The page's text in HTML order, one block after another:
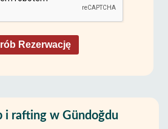
Rezerwację
i rafting w Gündoğdu